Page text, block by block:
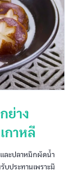
ย่าง
กาหลี
ละปลาหมึกผัดน้ำ
ประทานเพราะมี